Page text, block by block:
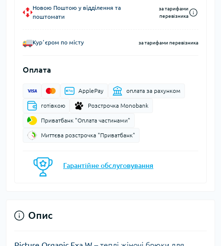
Новою Поштою у відділення та
поштомати
за тарифами
перевізника
Курʼєром по місту за тарифами перевізника
Оплата
ApplePay оплата за рахунком
готівкою Розстрочка Monobank
Приватбанк "Оплата частинами"
Миттєва розстрочка "Приватбанк"
Гарантійне обслуговування
Опис